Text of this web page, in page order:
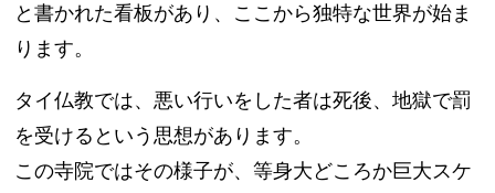
と書かれた看板があり、ここから独特な世界が始ま
ります。
タイ仏教では、悪い行いをした者は死後、地獄で罰
を受けるという思想があります。
この寺院ではその様子が、等身大どころか巨大スケ